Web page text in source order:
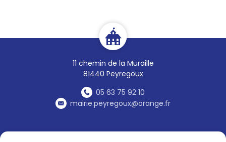
11 chemin de la Muraille
81440 Peyregoux
05 63 75 92 10
mairie.peyregoux@orange.fr
dispositif dans onze
départements pilotes, dont le
• Un diagnostic de
vulnérabilité de la maison
• Un accompagnement
technique et administratif